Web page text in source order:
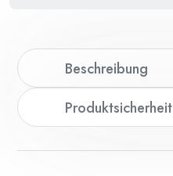
Beschreibung
Produktsicherheit